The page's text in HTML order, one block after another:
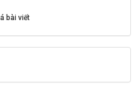
bài viết